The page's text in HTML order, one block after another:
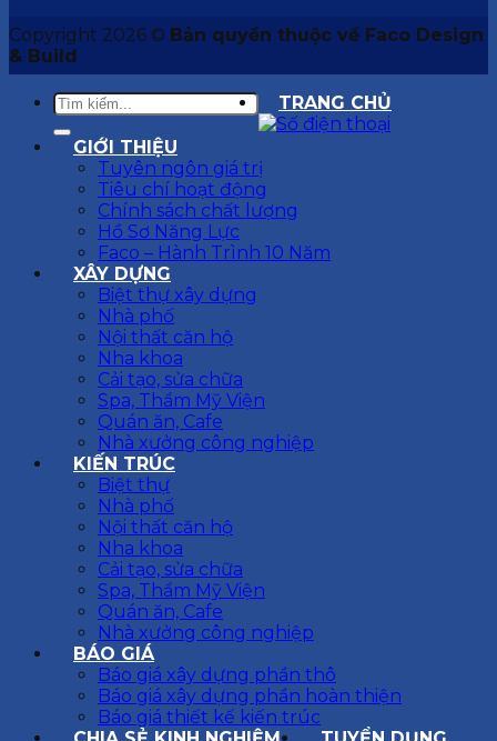
Copyright 2026 © Bản quyền thuộc về Faco Design
& Build
TRANG CHỦ
GIỚI THIỆU
Tuyên ngôn giá trị
Tiêu chí hoạt động
Chính sách chất lượng
Hồ Sơ Năng Lực
Faco – Hành Trình 10 Năm
XÂY DỰNG
Biệt thự xây dựng
Nhà phố
Nội thất căn hộ
Nha khoa
Cải tạo, sửa chữa
Spa, Thẩm Mỹ Viện
Quán ăn, Cafe
Nhà xưởng công nghiệp
KIẾN TRÚC
Biệt thự
Nhà phố
Nội thất căn hộ
Nha khoa
Cải tạo, sửa chữa
Spa, Thẩm Mỹ Viện
Quán ăn, Cafe
Nhà xưởng công nghiệp
BÁO GIÁ
Báo giá xây dựng phần thô
Báo giá xây dựng phần hoàn thiện
Báo giá thiết kế kiến trúc